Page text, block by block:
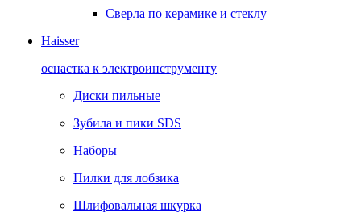
Сверла по керамике и стеклу
Haisser
оснастка к электроинструменту
Диски пильные
Зубила и пики SDS
Наборы
Пилки для лобзика
Шлифовальная шкурка